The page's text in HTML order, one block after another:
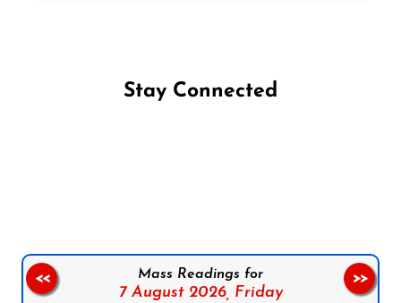
Stay Connected
Mass Readings for
7 August 2026, Friday
<< >>